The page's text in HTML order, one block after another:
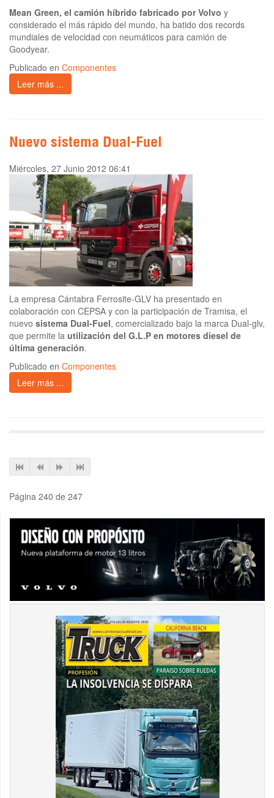
Mean Green, el camión híbrido fabricado por Volvo y
considerado el más rápido del mundo, ha batido dos records
mundiales de velocidad con neumáticos para camión de
Goodyear.
Publicado en Componentes
Leer más ...
Nuevo sistema Dual-Fuel
Miércoles, 27 Junio 2012 06:41
La empresa Cántabra Ferrosite-GLV ha presentado en
colaboración con CEPSA y con la participación de Tramisa, el
nuevo sistema Dual-Fuel, comercializado bajo la marca Dual-glv,
que permite la utilización del G.L.P en motores diesel de
última generación.
Publicado en Componentes
Leer más ...
Página 240 de 247